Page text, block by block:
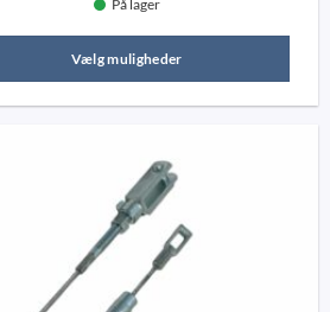
På lager
Vælg muligheder
Dette
flere
varianter.
Mulighederne
kan
vælges